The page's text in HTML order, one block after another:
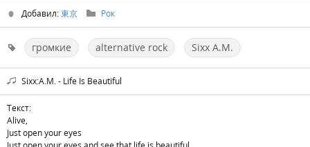
Добавил:東京 Рок
громкие alternative rock Sixx A.M.
Sixx:A.M. - Life Is Beautiful
Текст:
Alive,
Just open your eyes